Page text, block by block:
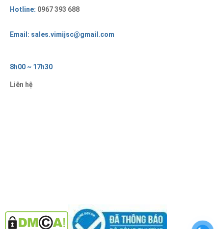
Hotline: 0967 393 688
Email: sales.vimijsc@gmail.com
8h00 ~ 17h30
Liên hệ